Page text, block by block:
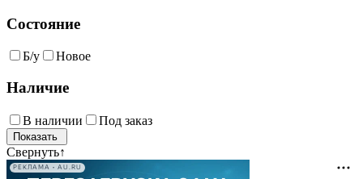
Состояние
Б/у Новое
Наличие
В наличии Под заказ
Свернуть↑
РЕКЛАМА • AU.RU